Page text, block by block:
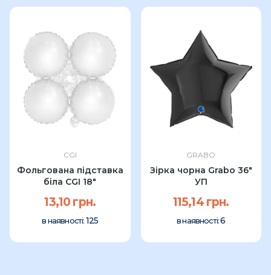
CGI
Фольгована підставка
біла CGI 18"
13,10 грн.
в наявності: 125
GRABO
Зірка чорна Grabo 36"
УП
115,14 грн.
в наявності:6